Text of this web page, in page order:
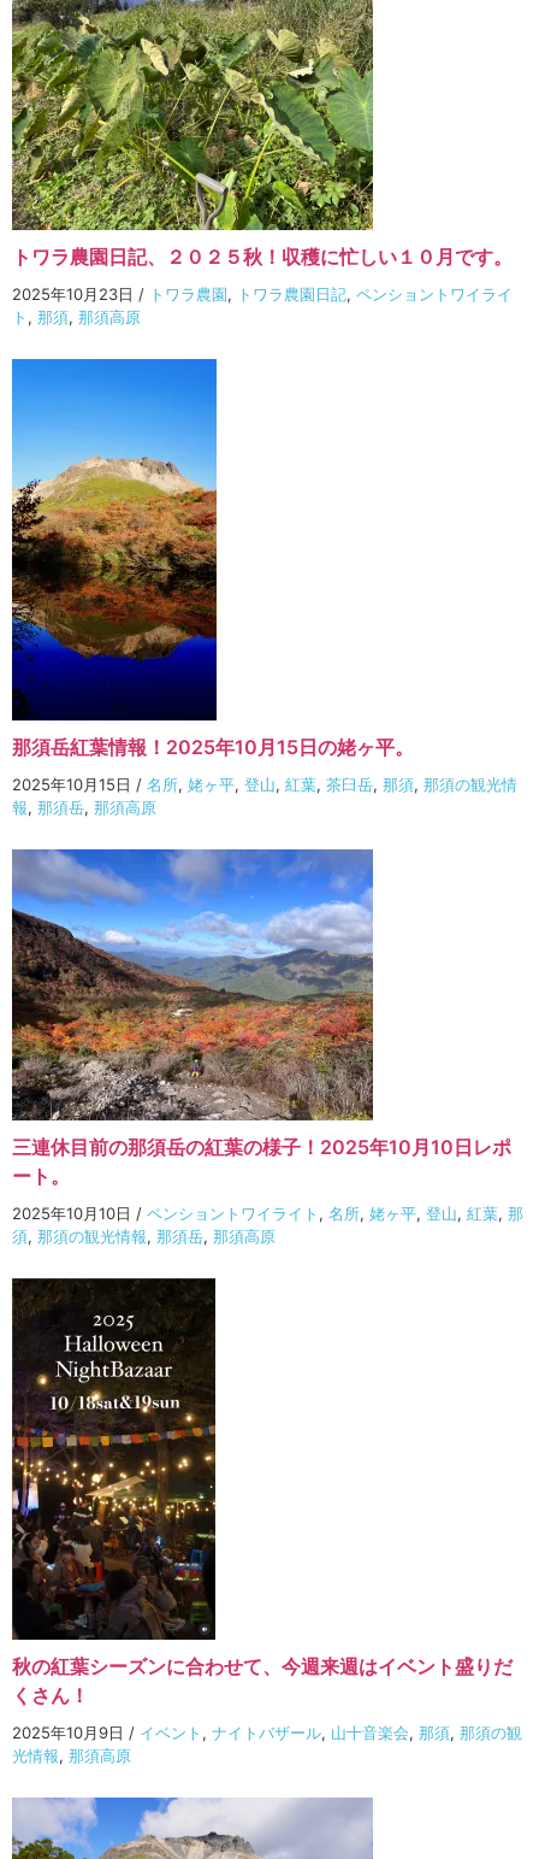
トワラ農園日記、２０２５秋！収穫に忙しい１０月です。
2025年10月23日 / トワラ農園, トワラ農園日記, ペンショントワイライ
ト , 那須, 那須高原
那須岳紅葉情報！2025年10月15日の姥ヶ平。
2025年10月15日 / 名所, 姥ヶ平, 登山, 紅葉, 茶臼岳, 那須, 那須の観光情
報, 那須岳, 那須高原
三連休目前の那須岳の紅葉の様子！2025年10月10日レポ
ート。
2025年10月10日 / ペンショントワイライト , 名所, 姥ヶ平, 登山, 紅葉, 那
須, 那須の観光情報, 那須岳, 那須高原
秋の紅葉シーズンに合わせて、今週来週はイベント盛りだ
くさん！
2025年10月9日 / イベント , ナイトバザール, 山十音楽会, 那須, 那須の観
光情報, 那須高原